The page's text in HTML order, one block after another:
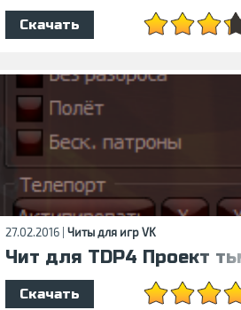
Скачать
27.02.2016 | Читы для игр VK
Чит для TDP4 Проект
Скачать